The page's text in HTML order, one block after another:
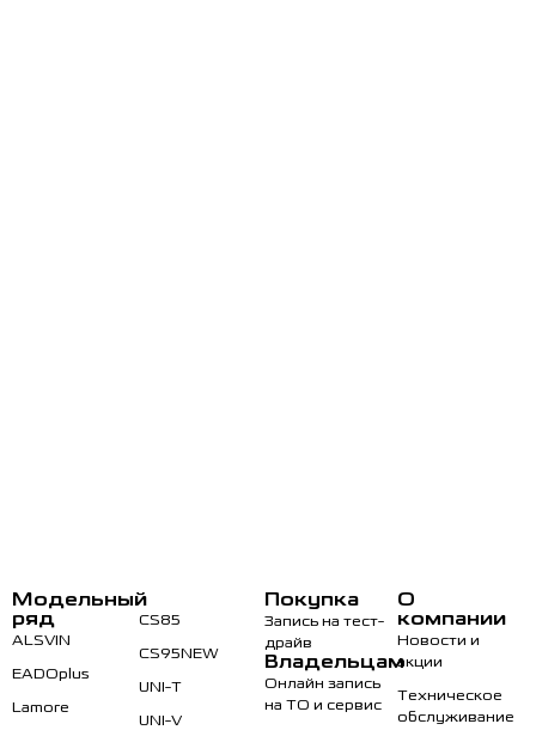
Модельный
ряд
ALSVIN
EADOplus
Lamore
CS85
CS95NEW
UNI-T
UNI-V
Покупка
Запись на тест-
драйв
Владельцам
Онлайн запись
на ТО и сервис
О
компании
Новости и
акции
Техническое
обслуживание